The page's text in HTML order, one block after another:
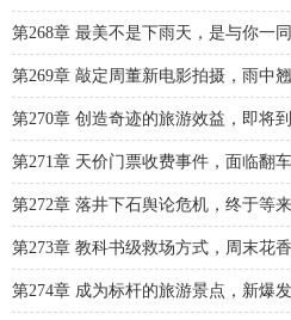
第268章 最美不是下雨天，是与你一
第269章 敲定周董新电影拍摄，雨中
第270章 创造奇迹的旅游效益，即将
第271章 天价门票收费事件，面临翻
第272章 落井下石舆论危机，终于等
第273章 教科书级救场方式，周末花
第274章 成为标杆的旅游景点，新爆